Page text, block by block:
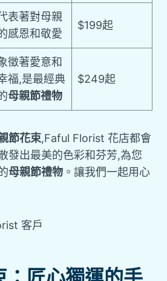
表著對母親
感恩和敬愛
$199起
徵著愛意和
福,是最經典
母親節禮物
$249起
節花束,Faful Florist 花店都會
發出最美的色彩和芬芳,為您
母親節禮物 。讓我們一起用心
客戶